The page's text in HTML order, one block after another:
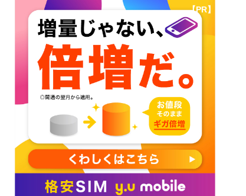
【PR】